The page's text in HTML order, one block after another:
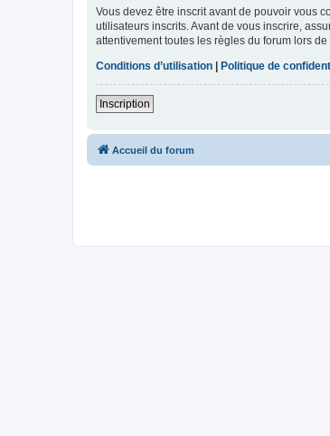
Vous devez être inscrit avant de pouvoir vous
utilisateurs inscrits. Avant de vous inscrire,
attentivement toutes les règles du forum lors
Conditions d’utilisation
Politique de
Inscription
Accueil du forum